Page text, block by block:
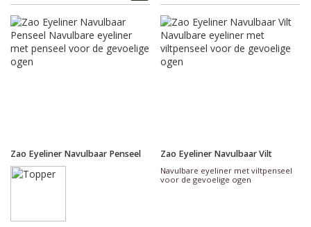
Zao Eyeliner Navulbaar Penseel Zao Eyeliner Navulbaar Vilt
Navulbare eyeliner met viltpenseel
voor de gevoelige ogen